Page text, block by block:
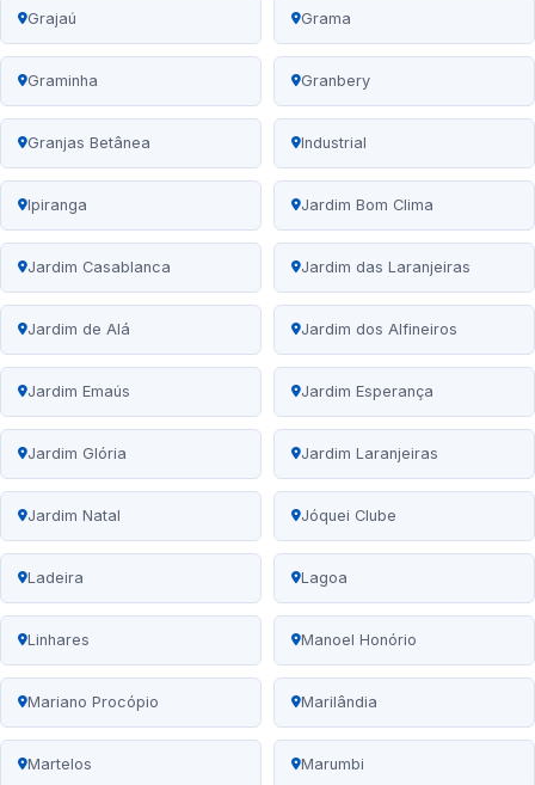
Grajaú Grama
Graminha Granbery
Granjas Betânea Industrial
Ipiranga Jardim Bom Clima
Jardim Casablanca Jardim das Laranjeiras
Jardim de Alá Jardim dos Alfineiros
Jardim Emaús Jardim Esperança
Jardim Glória Jardim Laranjeiras
Jardim Natal Jóquei Clube
Ladeira Lagoa
Linhares Manoel Honório
Mariano Procópio Marilândia
Martelos Marumbi